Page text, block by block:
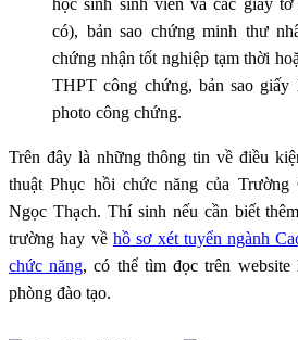
học sinh sinh viên và các giấy
có), bản sao chứng minh thư
chứng nhận tốt nghiệp tạm thời
THPT công chứng, bản sao
photo công chứng.
Trên đây là những thông tin về điều
thuật Phục hồi chức năng của
Ngọc Thạch. Thí sinh nếu cần biết
trường hay về hồ sơ xét tuyển ngành
chức năng, có thể tìm đọc trên
phòng đào tạo.